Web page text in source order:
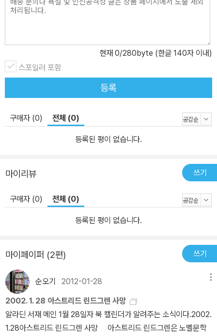
현재 0/280byte (한글 140자 이내)
스포일러 포함
등록
구매자 (0) 전체 (0)
등록된 평이 없습니다.
마이리뷰 쓰기
구매자 (0) 전체 (0)
등록된 평이 없습니다.
마이페이퍼 (2편) 쓰기
순오기 2012-01-28
2002. 1. 28 아스트리드 린드그렌 사망
알라딘 서재 메인 1월 28일자 북 캘린더가 알려주는 소식이다.2002.
1.28아스트리드 린드그렌 사망 아스트리드 린드그렌은 노벨문학